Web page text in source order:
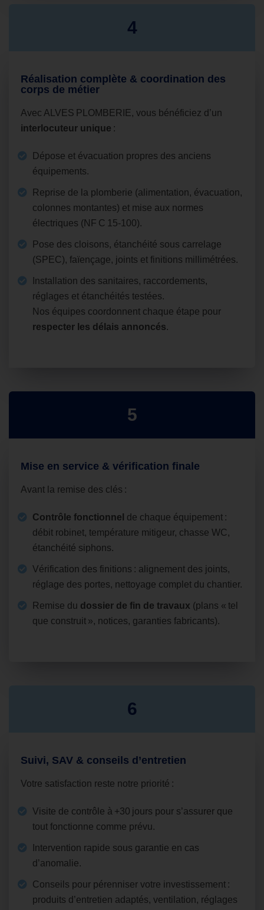
4
Réalisation complète & coordination des
corps de métier
Avec ALVES PLOMBERIE, vous bénéficiez d’un
interlocuteur unique :
Dépose et évacuation propres des anciens
équipements.
Reprise de la plomberie (alimentation, évacuation,
colonnes montantes) et mise aux normes
électriques (NF C 15‑100).
Pose des cloisons, étanchéité sous carrelage
(SPEC), faïençage, joints et finitions millimétrées.
Installation des sanitaires, raccordements,
réglages et étanchéités testées.
Nos équipes coordonnent chaque étape pour
respecter les délais annoncés.
5
Mise en service & vérification finale
Avant la remise des clés :
Contrôle fonctionnel de chaque équipement :
débit robinet, température mitigeur, chasse WC,
étanchéité siphons.
Vérification des finitions : alignement des joints,
réglage des portes, nettoyage complet du chantier.
Remise du dossier de fin de travaux (plans « tel
que construit », notices, garanties fabricants).
6
Suivi, SAV & conseils d’entretien
Votre satisfaction reste notre priorité :
Visite de contrôle à +30 jours pour s’assurer que
tout fonctionne comme prévu.
Intervention rapide sous garantie en cas
d’anomalie.
Conseils pour pérenniser votre investissement :
produits d’entretien adaptés, ventilation, réglages